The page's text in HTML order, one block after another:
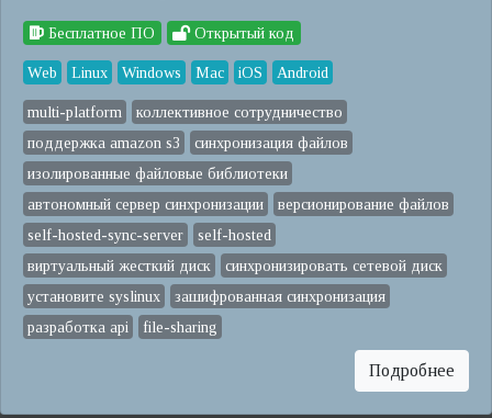
Бесплатное ПО Открытый код
Web Linux Windows Mac iOS Android
multi-platform
коллективное сотрудничество
поддержка amazon s3
синхронизация файлов
изолированные файловые библиотеки
автономный сервер синхронизации
версионирование файлов
self-hosted-sync-server
self-hosted
виртуальный жесткий диск
синхронизировать сетевой диск
установите syslinux
зашифрованная синхронизация
разработка api
file-sharing
Подробнее